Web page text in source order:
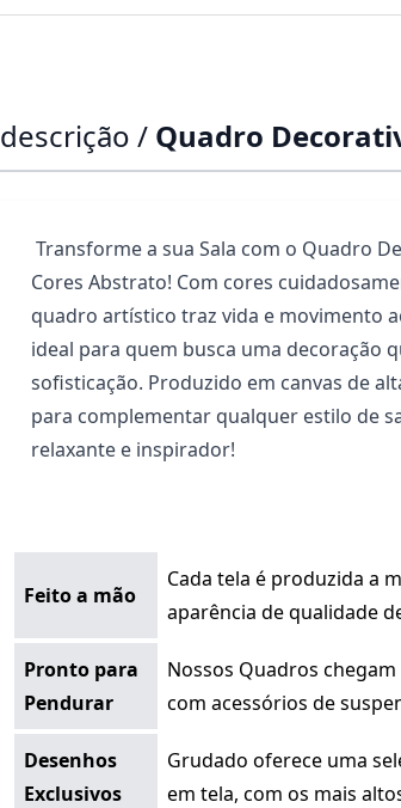
descrição / Quadro
Transforme a sua Sala com o Quadro
Cores Abstrato! Com cores
quadro artístico traz vida e movimento
ideal para quem busca uma decoração
sofisticação. Produzido em canvas de
para complementar qualquer estilo de
relaxante e inspirador!
Feito a mão
Cada tela é produzida a
aparência de qualidade
Pronto para
Pendurar
Nossos Quadros
com acessórios de
Desenhos
Exclusivos
Grudado oferece uma
em tela, com os mais